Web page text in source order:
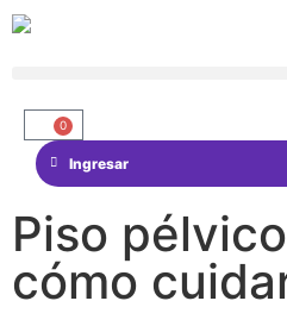
0
Ingresar
Piso
cómo